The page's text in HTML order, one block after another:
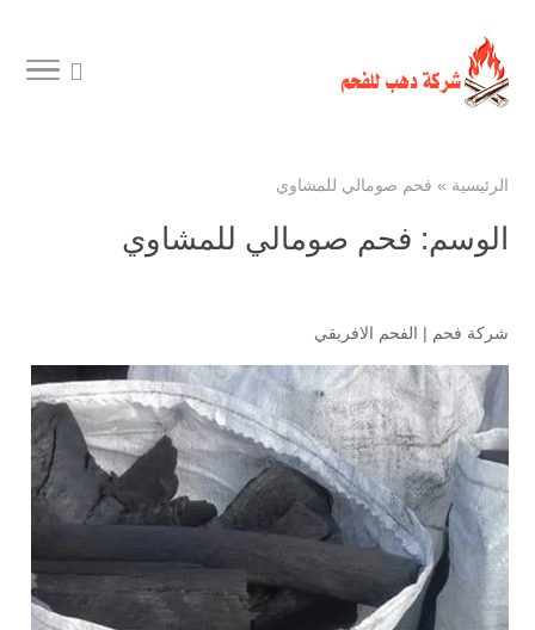
الرئيسية » فحم صومالي للمشاوي
الوسم: فحم صومالي للمشاوي
شركة فحم | الفحم الافريقي